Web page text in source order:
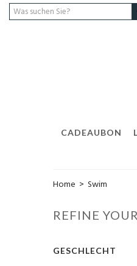
CADEAUBON
Home > Swim
REFINE
GESCHLECHT